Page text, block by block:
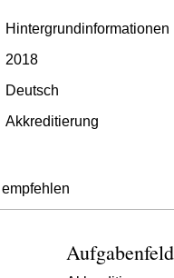
Hintergrundinformationen
2018
Deutsch
Akkreditierung
empfehlen